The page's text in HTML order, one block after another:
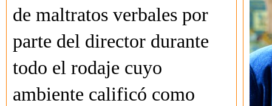
de maltratos verbales por
parte del director durante
todo el rodaje cuyo
ambiente calificó como